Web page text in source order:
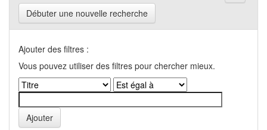
Débuter une nouvelle recherche
Ajouter des filtres :
Vous pouvez utiliser des filtres pour chercher mieux.